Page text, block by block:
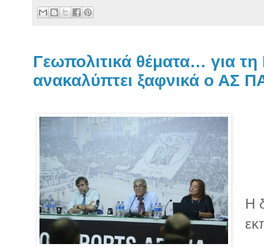
Γεωπολιτικά θέματα… για
ανακαλύπτει ξαφνικά ο ΑΣ
Η